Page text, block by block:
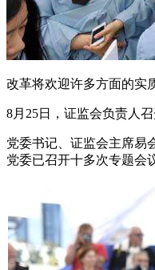
改革将欢迎许多方面的实
8月25日，证监会负责人
党委书记、证监会主席易
党委已召开十多次专题会